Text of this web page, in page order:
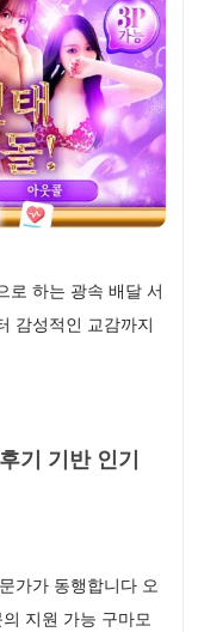
로 하는 광속 배달 서
감성적인 교감까지
기 기반 인기
가가 동행합니다 오
지원 가능 구마모